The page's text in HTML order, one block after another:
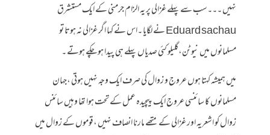
نہیں ۔۔۔سب سے پہلے غزالی پر یہ الزام جرمنی کے ایک مستشرق
Eduard sachau نے لگایا ۔اس نے کہا اگر غزالی نہ ہوتا تو
مسلمانوں میں نیوٹن،گلیلو کئی صدیاں پہلے ہی پیدا ہو چکے ہوتے ۔
میں ہمیشہ کہتا ہوں عروج و زوال کی صرف ایک وجہ نہیں ہوتی ،جہان
مسلمانوں کا سائنسی عروج ایک پیچیدہ عمل کے تحت ہوا تھا وہیں سائنس
زوال کو اشعریہ اور غزالی کے متھے مارنا انصاف نہیں ،قوموں کے زوال میں